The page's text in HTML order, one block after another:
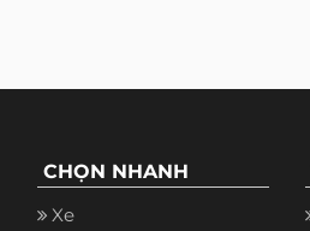
CHỌN NHANH
Xe